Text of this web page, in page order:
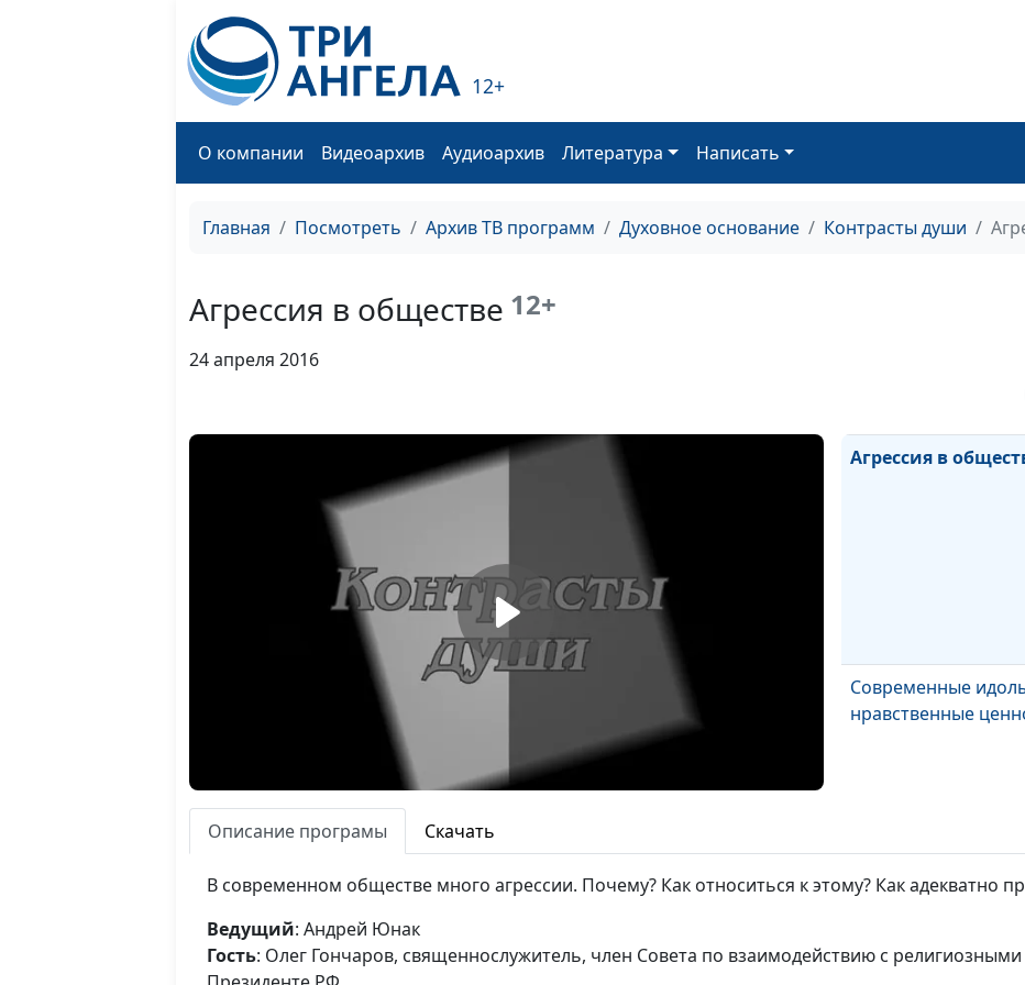
12+
О компании Видеоархив Аудиоархив Литература Написать
Главная Посмотреть Архив ТВ программ Духовное основание Контрасты души
Агрессия в обществе 12+
24 апреля 2016
Религиозный
Агрессия в
Современные
нравственные
Описание програмы Скачать
В современном обществе много агрессии. Почему? Как относиться к этому? Как адекватно
Ведущий: Андрей Юнак
Гость: Олег Гончаров, священнослужитель, член Совета по взаимодействию с